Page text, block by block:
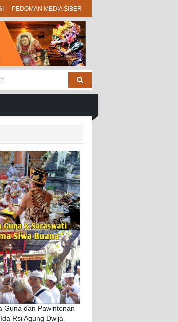
PEDOMAN MEDIA SIBER
Guna dan Pawintenan
Rsi Agung Dwija